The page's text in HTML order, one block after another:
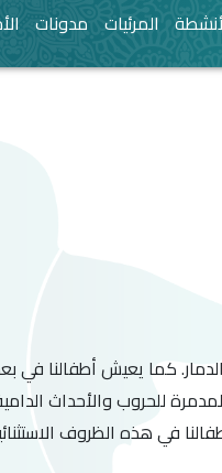
المرئيات مدونات
كما يعيش أطفالنا في
للحروب والأحداث
في هذه الظروف